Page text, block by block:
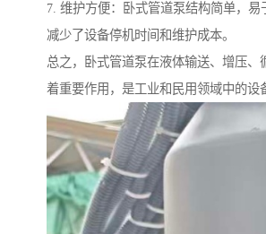
7. 维护方便：卧式管道泵结构简单，易
减少了设备停机时间和维护成本。
总之，卧式管道泵在液体输送、增压、
着重要作用，是工业和民用领域中的设